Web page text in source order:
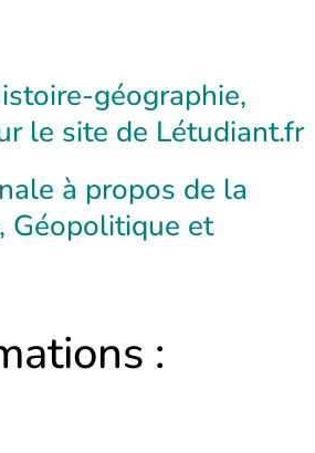
géographie,
le site de Létudiant.fr
à propos de la
Géopolitique et
: